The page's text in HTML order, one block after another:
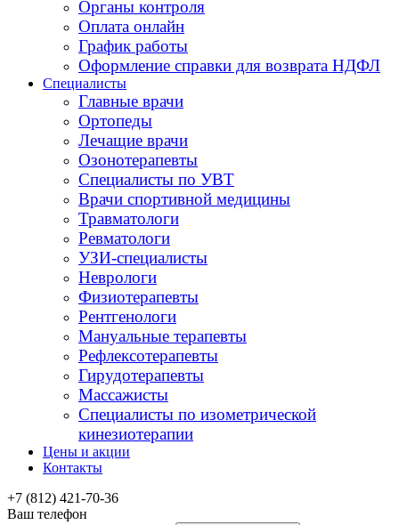
Органы контроля
Оплата онлайн
График работы
Оформление справки для возврата НДФЛ
Специалисты
Главные врачи
Ортопеды
Лечащие врачи
Озонотерапевты
Специалисты по УВТ
Врачи спортивной медицины
Травматологи
Ревматологи
УЗИ-специалисты
Неврологи
Физиотерапевты
Рентгенологи
Мануальные терапевты
Рефлексотерапевты
Гирудотерапевты
Массажисты
Специалисты по изометрической
кинезиотерапии
Цены и акции
Контакты
+7 (812) 421-70-36
Ваш телефон